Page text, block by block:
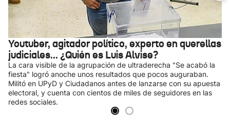
Youtuber, agitador político, experto en querellas
judiciales... ¿Quién es Luis Alvise?
La cara visible de la agrupación de ultraderecha "Se acabó la
fiesta" logró anoche unos resultados que pocos auguraban.
Militó en UPyD y Ciudadanos antes de lanzarse con su apuesta
electoral, y cuenta con cientos de miles de seguidores en las
redes sociales.